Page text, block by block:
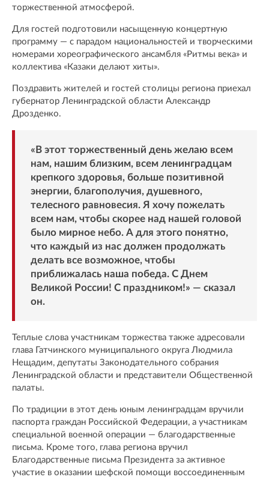
торжественной атмосферой.
Для гостей подготовили насыщенную концертную
программу — с парадом национальностей и творческими
номерами хореографического ансамбля «Ритмы века» и
коллектива «Казаки делают хиты».
Поздравить жителей и гостей столицы региона приехал
губернатор Ленинградской области Александр
Дрозденко.
«В этот торжественный день желаю всем
нам, нашим близким, всем ленинградцам
крепкого здоровья, больше позитивной
энергии, благополучия, душевного,
телесного равновесия. Я хочу пожелать
всем нам, чтобы скорее над нашей головой
было мирное небо. А для этого понятно,
что каждый из нас должен продолжать
делать все возможное, чтобы
приближалась наша победа. С Днем
Великой России! С праздником!» — сказал
он.
Теплые слова участникам торжества также адресовали
глава Гатчинского муниципального округа Людмила
Нещадим, депутаты Законодательного собрания
Ленинградской области и представители Общественной
палаты.
По традиции в этот день юным ленинградцам вручили
паспорта граждан Российской Федерации, а участникам
специальной военной операции — благодарственные
письма. Кроме того, глава региона вручил
Благодарственные письма Президента за активное
участие в оказании шефской помощи воссоединенным